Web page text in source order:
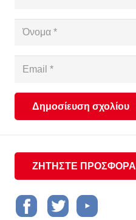
Δημοσίευση σχολίου
ΖΗΤΗΣΤΕ ΠΡΟΣΦΟΡΑ